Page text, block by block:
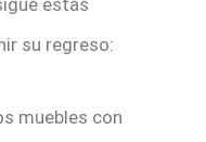
estas
su regreso:
muebles con